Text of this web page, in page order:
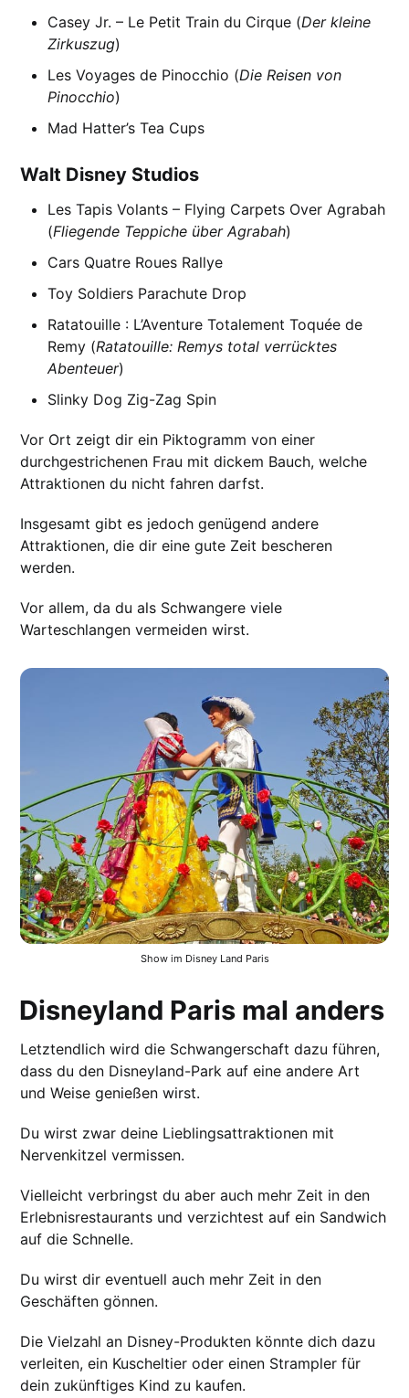
Casey Jr. – Le Petit Train du Cirque (Der kleine
Zirkuszug)
Les Voyages de Pinocchio (Die Reisen von
Pinocchio)
Mad Hatter’s Tea Cups
Walt Disney Studios
Les Tapis Volants – Flying Carpets Over Agrabah
(Fliegende Teppiche über Agrabah)
Cars Quatre Roues Rallye
Toy Soldiers Parachute Drop
Ratatouille : L’Aventure Totalement Toquée de
Remy (Ratatouille: Remys total verrücktes
Abenteuer)
Slinky Dog Zig-Zag Spin
Vor Ort zeigt dir ein Piktogramm von einer
durchgestrichenen Frau mit dickem Bauch, welche
Attraktionen du nicht fahren darfst.
Insgesamt gibt es jedoch genügend andere
Attraktionen, die dir eine gute Zeit bescheren
werden.
Vor allem, da du als Schwangere viele
Warteschlangen vermeiden wirst.
Show im Disney Land Paris
Disneyland Paris mal anders
Letztendlich wird die Schwangerschaft dazu führen,
dass du den Disneyland-Park auf eine andere Art
und Weise genießen wirst.
Du wirst zwar deine Lieblingsattraktionen mit
Nervenkitzel vermissen.
Vielleicht verbringst du aber auch mehr Zeit in den
Erlebnisrestaurants und verzichtest auf ein Sandwich
auf die Schnelle.
Du wirst dir eventuell auch mehr Zeit in den
Geschäften gönnen.
Die Vielzahl an Disney-Produkten könnte dich dazu
verleiten, ein Kuscheltier oder einen Strampler für
dein zukünftiges Kind zu kaufen.